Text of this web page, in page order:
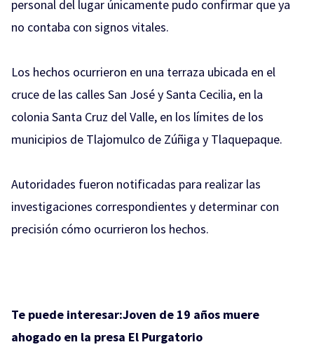
personal del lugar únicamente pudo confirmar que ya
no contaba con signos vitales.
Los hechos ocurrieron en una terraza ubicada en el
cruce de las calles San José y Santa Cecilia, en la
colonia Santa Cruz del Valle, en los límites de los
municipios de Tlajomulco de Zúñiga y Tlaquepaque.
Autoridades fueron notificadas para realizar las
investigaciones correspondientes y determinar con
precisión cómo ocurrieron los hechos.
Te puede interesar:Joven de 19 años muere
ahogado en la presa El Purgatorio